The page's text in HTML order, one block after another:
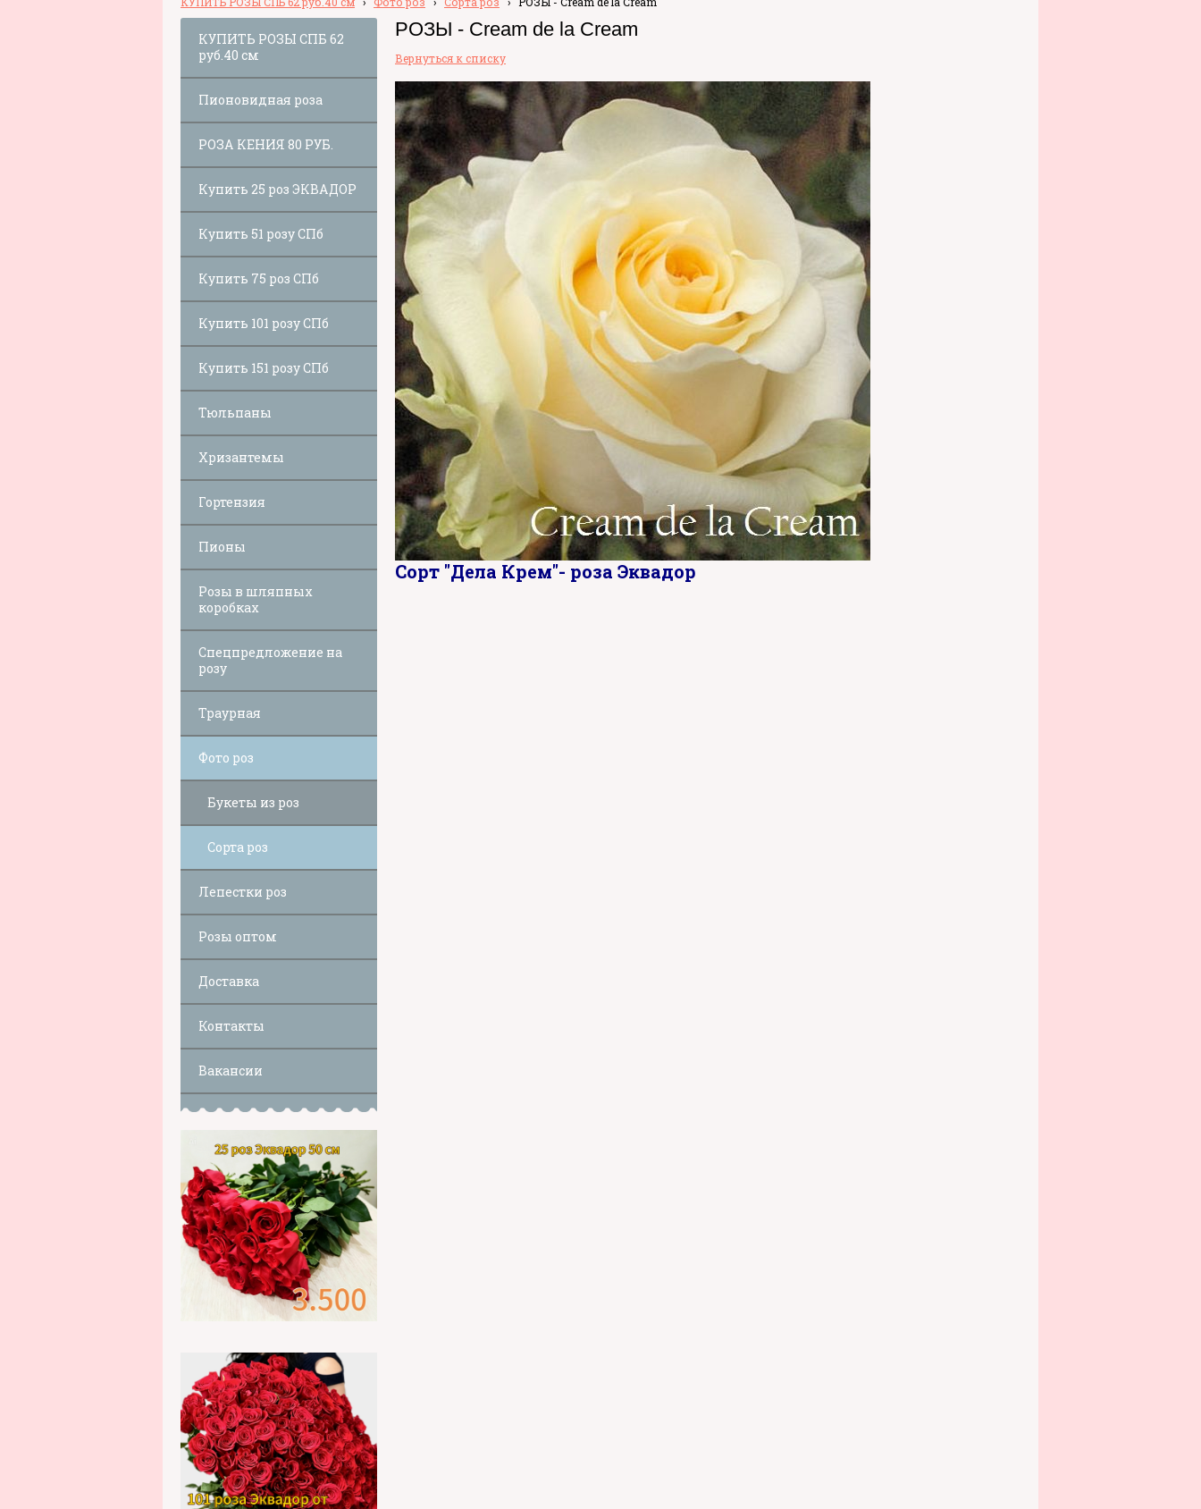
КУПИТЬ РОЗЫ СПБ 62
руб.40 см
Пионовидная роза
РОЗА КЕНИЯ 80 РУБ.
Купить 25 роз ЭКВАДОР
Купить 51 розу СПб
Купить 75 роз СПб
Купить 101 розу СПб
Купить 151 розу СПб
Тюльпаны
Хризантемы
Гортензия
Пионы
Розы в шляпных
коробках
Спецпредложение на
розу
Траурная
Фото роз
Букеты из роз
Сорта роз
Лепестки роз
Розы оптом
Доставка
Контакты
Вакансии
РОЗЫ - Cream de la Cream
Вернуться к списку
Сорт "Дела Крем"- роза Эквадор